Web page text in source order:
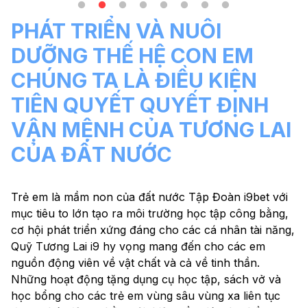
PHÁT TRIỂN VÀ NUÔI
DƯỠNG THẾ HỆ CON EM
CHÚNG TA LÀ ĐIỀU KIỆN
TIÊN QUYẾT QUYẾT ĐỊNH
VẬN MỆNH CỦA TƯƠNG LAI
CỦA ĐẤT NƯỚC
Trẻ em là mầm non của đất nước Tập Đoàn i9bet với
mục tiêu to lớn tạo ra môi trường học tập công bằng,
cơ hội phát triển xứng đáng cho các cá nhân tài năng,
Quỹ Tương Lai i9 hy vọng mang đến cho các em
nguồn động viên về vật chất và cả về tinh thần.
Những hoạt động tặng dụng cụ học tập, sách vở và
học bổng cho các trẻ em vùng sâu vùng xa liên tục